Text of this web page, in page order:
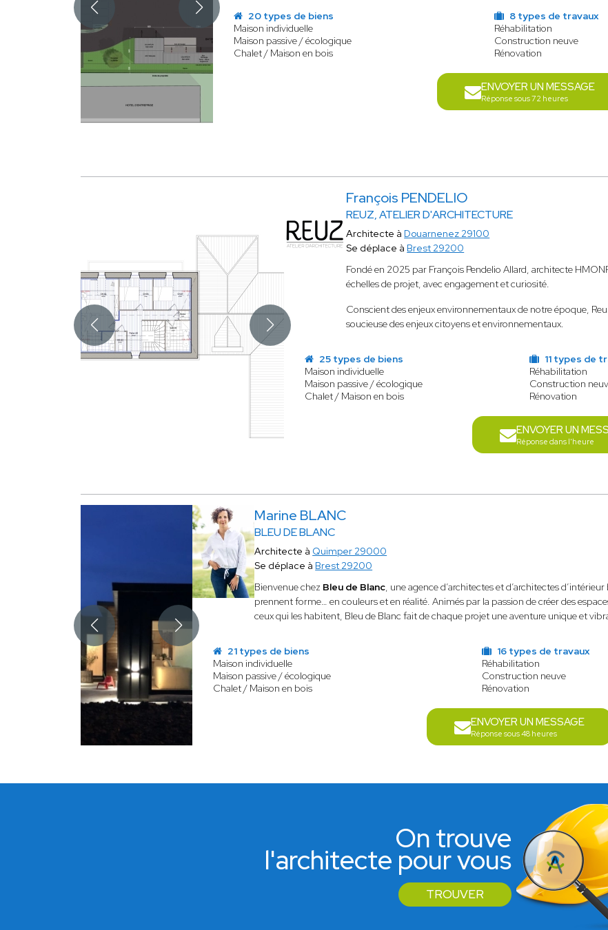
20 types de biens
Maison individuelle
Maison passive / écologique
Chalet / Maison en bois
8 types de travaux
Réhabilitation
Construction neuve
Rénovation
ENVOYER UN MESSAGE
Réponse sous 72 heures
François PENDELIO
REUZ, ATELIER D'ARCHITECTURE
Architecte à Douarnenez 29100
Se déplace à Brest 29200
Fondé en 2025 par François Pendelio Allard, architecte
échelles de projet, avec engagement et curiosité.
Conscient des enjeux environnementaux de notre époque,
soucieuse des enjeux citoyens et environnementaux.
25 types de biens
Maison individuelle
Maison passive / écologique
Chalet / Maison en bois
11 types de
Réhabilitation
Construction
Rénovation
ENVOYER UN
Réponse dans l'heure
Marine BLANC
BLEU DE BLANC
Architecte à Quimper 29000
Se déplace à Brest 29200
Bienvenue chez Bleu de Blanc, une agence d’architectes et d’architectes
prennent forme… en couleurs et en réalité. Animés par la passion de créer des
ceux qui les habitent, Bleu de Blanc fait de chaque projet une aventure unique et
21 types de biens
Maison individuelle
Maison passive / écologique
Chalet / Maison en bois
16 types de travaux
Réhabilitation
Construction neuve
Rénovation
ENVOYER UN MESSAGE
Réponse sous 48 heures
On trouve
l'architecte pour vous
TROUVER